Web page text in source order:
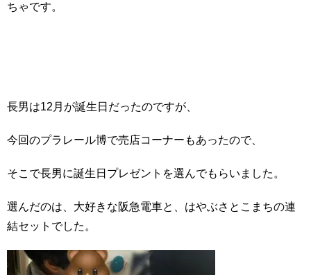
ちゃです。
長男は12月が誕生日だったのですが、
今回のプラレール博で売店コーナーもあったので、
そこで長男に誕生日プレゼントを選んでもらいました。
選んだのは、大好きな阪急電車と、はやぶさとこまちの連
結セットでした。